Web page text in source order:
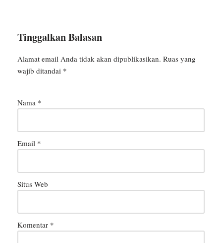
Tinggalkan Balasan
Alamat email Anda tidak akan dipublikasikan. Ruas yang
wajib ditandai *
Nama *
Email *
Situs Web
Komentar *